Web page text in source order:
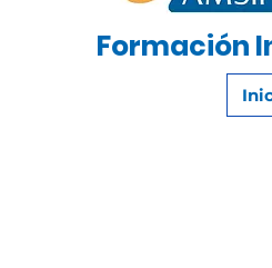
Formación